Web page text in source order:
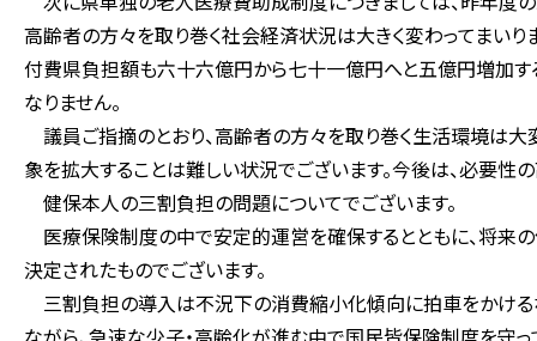
高齢者の方々を取り巻く社会経済状況は大きく変わってまいり
付費県負担額も六十六億円から七十一億円へと五億円増加す
なりません。
議員ご指摘のとおり、高齢者の方々を取り巻く生活環境は
象を拡大することは難しい状況でございます。今後は、必要性
健保本人の三割負担の問題についてでございます。
医療保険制度の中で安定的運営を確保するとともに、将来
決定されたものでございます。
三割負担の導入は不況下の消費縮小化傾向に拍車をかける